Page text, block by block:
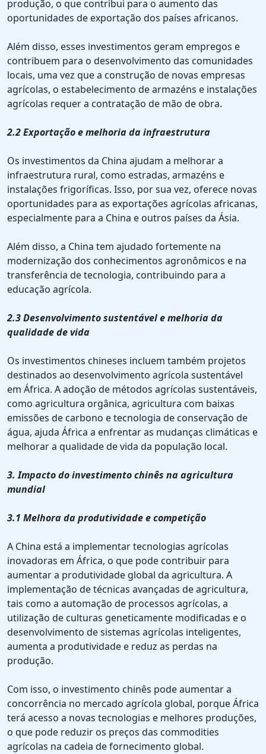
produção, o que contribui para o aumento das
oportunidades de exportação dos países africanos.
Além disso, esses investimentos geram empregos e
contribuem para o desenvolvimento das comunidades
locais, uma vez que a construção de novas empresas
agrícolas, o estabelecimento de armazéns e instalações
agrícolas requer a contratação de mão de obra.
2.2 Exportação e melhoria da infraestrutura
Os investimentos da China ajudam a melhorar a
infraestrutura rural, como estradas, armazéns e
instalações frigoríficas. Isso, por sua vez, oferece novas
oportunidades para as exportações agrícolas africanas,
especialmente para a China e outros países da Ásia.
Além disso, a China tem ajudado fortemente na
modernização dos conhecimentos agronômicos e na
transferência de tecnologia, contribuindo para a
educação agrícola.
2.3 Desenvolvimento sustentável e melhoria da
qualidade de vida
Os investimentos chineses incluem também projetos
destinados ao desenvolvimento agrícola sustentável
em África. A adoção de métodos agrícolas sustentáveis,
como agricultura orgânica, agricultura com baixas
emissões de carbono e tecnologia de conservação de
água, ajuda África a enfrentar as mudanças climáticas e
melhorar a qualidade de vida da população local.
3. Impacto do investimento chinês na agricultura
mundial
3.1 Melhora da produtividade e competição
A China está a implementar tecnologias agrícolas
inovadoras em África, o que pode contribuir para
aumentar a produtividade global da agricultura. A
implementação de técnicas avançadas de agricultura,
tais como a automação de processos agrícolas, a
utilização de culturas geneticamente modificadas e o
desenvolvimento de sistemas agrícolas inteligentes,
aumenta a produtividade e reduz as perdas na
produção.
Com isso, o investimento chinês pode aumentar a
concorrência no mercado agrícola global, porque África
terá acesso a novas tecnologias e melhores produções,
o que pode reduzir os preços das commodities
agrícolas na cadeia de fornecimento global.